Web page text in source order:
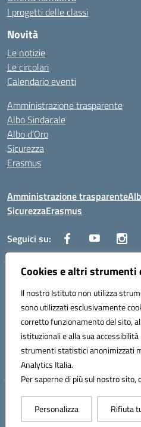
Cookies e altri strumenti
Il nostro Istituto non utilizza
sono utilizzati esclusivamente
corretto funzionamento del sito,
istituzionali e alla sua
strumenti statistici anonimizzati
Analytics Italia.
Per saperne di più sul nostro sito,
Personalizza Rifiuta
I progetti delle classi
Novità
Le notizie
Le circolari
Calendario eventi
Amministrazione trasparente
Albo Sindacale
Albo d’Oro
Sicurezza
Erasmus
Amministrazione trasparente
SicurezzaErasmus
Seguici su:
Centralino:0885.426034 Email:
Posta elettronica certificata (PEC):
Codice fiscale: 81002930717
Codice meccanografico:FGTD02000P
Codice unico di fatturazione (CUF):
Hosting & Powered
Concept & Design